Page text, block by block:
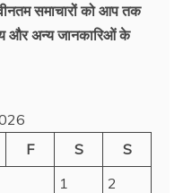
समाचारों को आप तक
और अन्य जानकारिओं के
F S
S
1
2